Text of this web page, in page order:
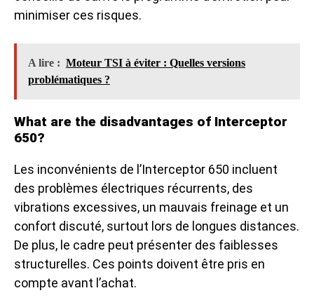
minimiser ces risques.
A lire : Moteur TSI à éviter : Quelles versions
problématiques ?
What are the disadvantages of Interceptor
650?
Les inconvénients de l’Interceptor 650 incluent
des problèmes électriques récurrents, des
vibrations excessives, un mauvais freinage et un
confort discuté, surtout lors de longues distances.
De plus, le cadre peut présenter des faiblesses
structurelles. Ces points doivent être pris en
compte avant l’achat.